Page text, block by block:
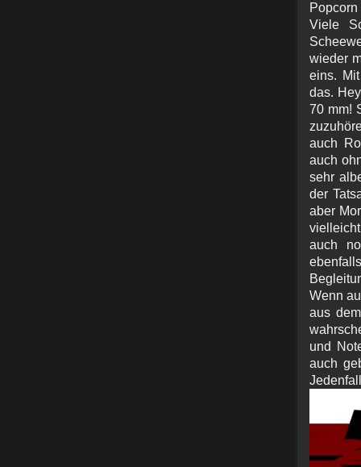
Viele
wieder
eins.
das.
70 mm!
auch
auch
sehr
der
aber
auch
Wenn
aus
und
auch